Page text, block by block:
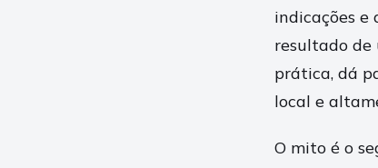
indicações e
resultado de
prática, dá
local e
O mito é o